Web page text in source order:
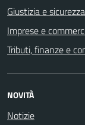
Giustizia e
Imprese e
Tributi, finanze e
NOVITÀ
Notizie